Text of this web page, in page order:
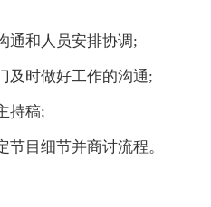
通和人员安排协调;
及时做好工作的沟通;
持稿;
目细节并商讨流程。